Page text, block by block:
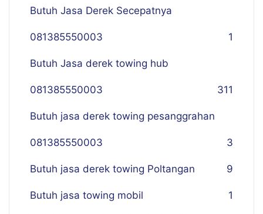
Butuh Jasa Derek Secepatnya
081385550003 1
Butuh Jasa derek towing hub
081385550003 311
Butuh jasa derek towing pesanggrahan
081385550003 3
Butuh jasa derek towing Poltangan 9
Butuh jasa towing mobil 1